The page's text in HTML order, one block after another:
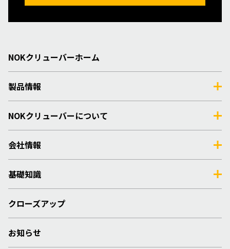
NOKクリューバーホーム
製品情報
NOKクリューバーについて
会社情報
基礎知識
クローズアップ
お知らせ